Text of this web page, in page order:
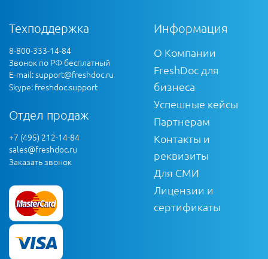
Техподдержка
8-800-333-14-84
Звонок по РФ бесплатный
E-mail:support@freshdoc.ru
Skype: freshdoc.support
Отдел продаж
+7 (495) 212-14-84
sales@freshdoc.ru
Заказать звонок
Информация
О Компании
FreshDoc для
бизнеса
Успешные кейсы
Партнерам
Контакты и
реквизиты
Для СМИ
Лицензии и
сертификаты